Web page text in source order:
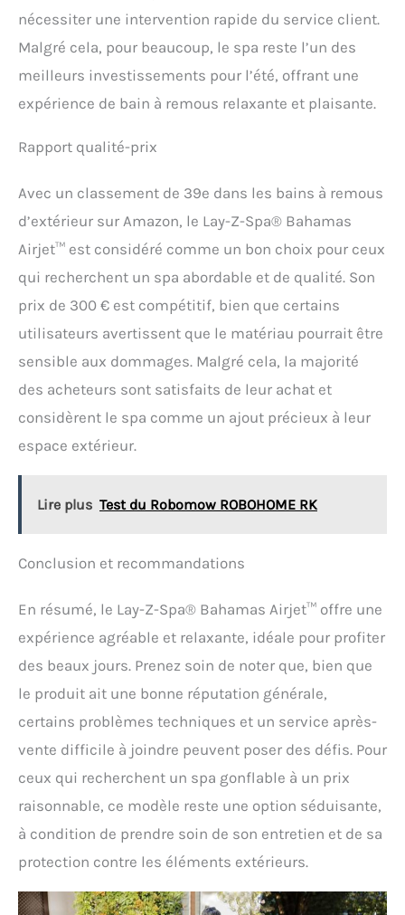
nécessiter une intervention rapide du service client.
Malgré cela, pour beaucoup, le spa reste l’un des
meilleurs investissements pour l’été, offrant une
expérience de bain à remous relaxante et plaisante.
Rapport qualité-prix
Avec un classement de 39e dans les bains à remous
d’extérieur sur Amazon, le Lay-Z-Spa® Bahamas
Airjet™ est considéré comme un bon choix pour ceux
qui recherchent un spa abordable et de qualité. Son
prix de 300 € est compétitif, bien que certains
utilisateurs avertissent que le matériau pourrait être
sensible aux dommages. Malgré cela, la majorité
des acheteurs sont satisfaits de leur achat et
considèrent le spa comme un ajout précieux à leur
espace extérieur.
Lire plus Test du Robomow ROBOHOME RK
Conclusion et recommandations
En résumé, le Lay-Z-Spa® Bahamas Airjet™ offre une
expérience agréable et relaxante, idéale pour profiter
des beaux jours. Prenez soin de noter que, bien que
le produit ait une bonne réputation générale,
certains problèmes techniques et un service après-
vente difficile à joindre peuvent poser des défis. Pour
ceux qui recherchent un spa gonflable à un prix
raisonnable, ce modèle reste une option séduisante,
à condition de prendre soin de son entretien et de sa
protection contre les éléments extérieurs.